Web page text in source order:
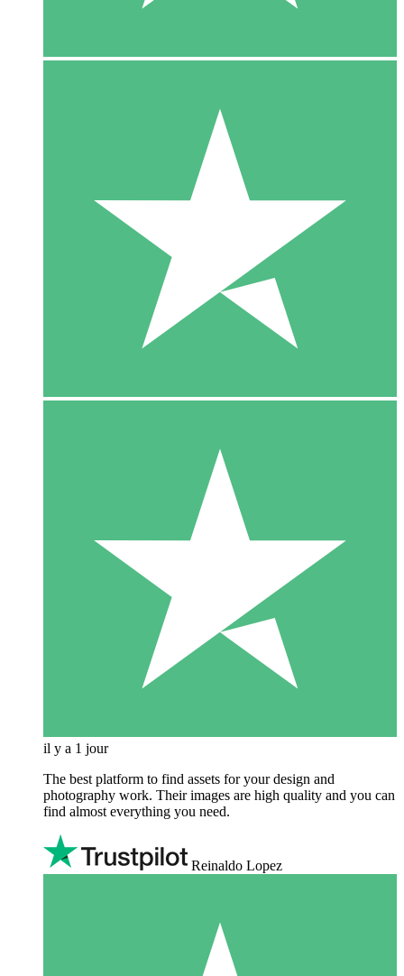
il y a 1 jour
The best platform to find assets for your design and
photography work. Their images are high quality and you can
find almost everything you need.
Reinaldo Lopez